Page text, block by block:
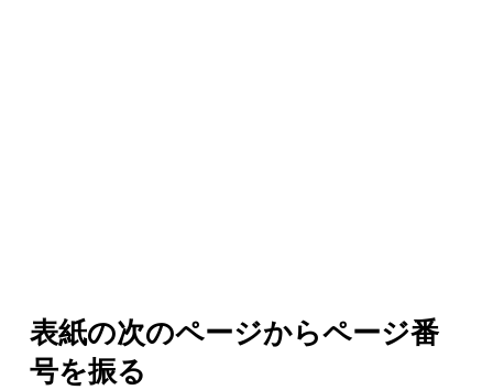
表紙の次のページからページ番
号を振る